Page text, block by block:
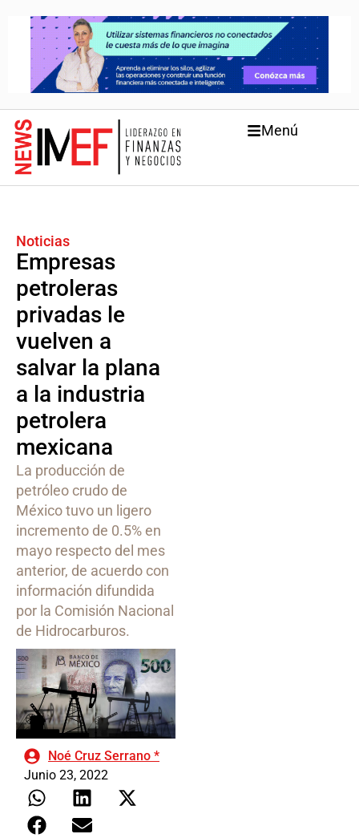
Menú
Noticias
Empresas
petroleras
privadas le
vuelven a
salvar la plana
a la industria
petrolera
mexicana
La producción de
petróleo crudo de
México tuvo un ligero
incremento de 0.5% en
mayo respecto del mes
anterior, de acuerdo con
información difundida
por la Comisión Nacional
de Hidrocarburos.
Noé Cruz Serrano *
Junio 23, 2022